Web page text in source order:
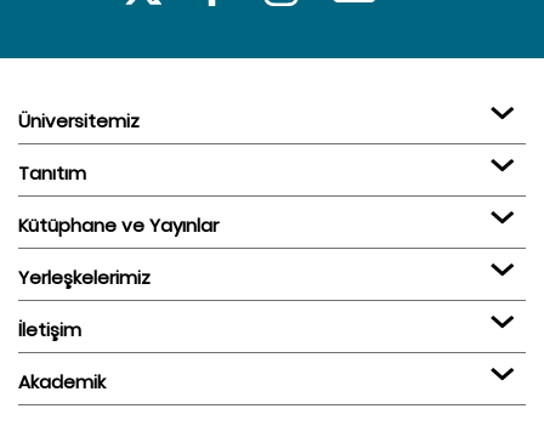
Üniversitemiz
Tanıtım
Kütüphane ve Yayınlar
Yerleşkelerimiz
İletişim
Akademik